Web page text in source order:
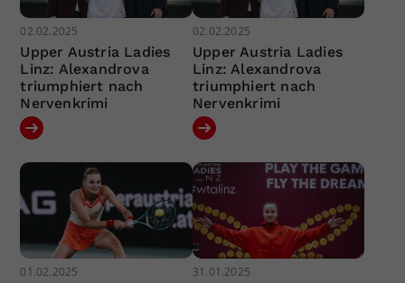
02.02.2025
Upper Austria Ladies
Linz: Alexandrova
triumphiert nach
Nervenkrimi
02.02.2025
Upper Austria Ladies
Linz: Alexandrova
triumphiert nach
Nervenkrimi
01.02.2025 31.01.2025